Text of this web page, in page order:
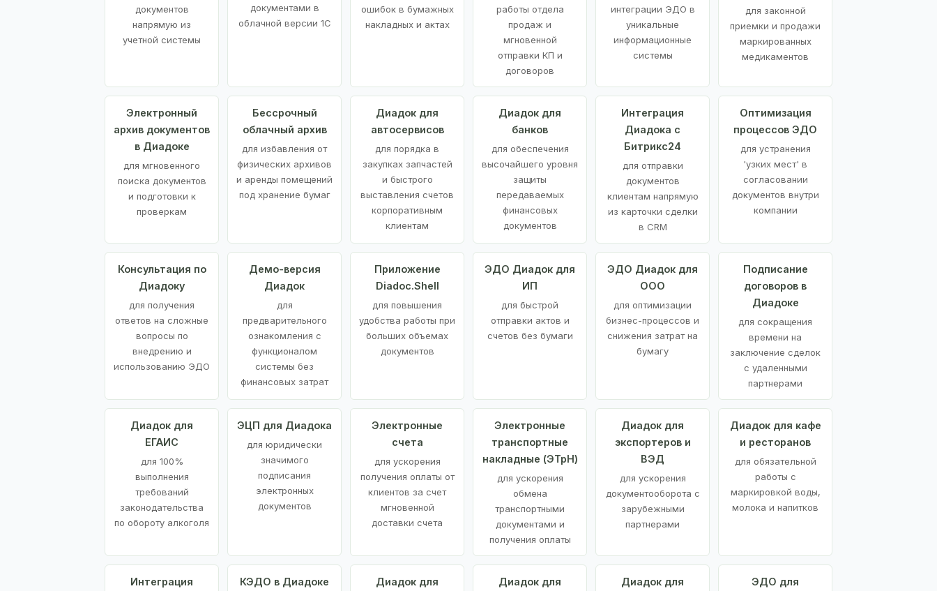
документов
напрямую из
учетной системы
документами в
облачной версии 1С
ошибок в бумажных
накладных и актах
работы отдела
продаж и
мгновенной
отправки КП и
договоров
интеграции ЭДО в
уникальные
информационные
системы
для законной
приемки и продажи
маркированных
медикаментов
Электронный
архив документов
в Диадоке
для мгновенного
поиска документов
и подготовки к
проверкам
Бессрочный
облачный архив
для избавления от
физических архивов
и аренды помещений
под хранение бумаг
Диадок для
автосервисов
для порядка в
закупках запчастей
и быстрого
выставления счетов
корпоративным
клиентам
Диадок для
банков
для обеспечения
высочайшего уровня
защиты
передаваемых
финансовых
документов
Интеграция
Диадока с
Битрикс24
для отправки
документов
клиентам напрямую
из карточки сделки
в CRM
Оптимизация
процессов ЭДО
для устранения
'узких мест' в
согласовании
документов внутри
компании
Консультация по
Диадоку
для получения
ответов на сложные
вопросы по
внедрению и
использованию ЭДО
Демо-версия
Диадок
для
предварительного
ознакомления с
функционалом
системы без
финансовых затрат
Приложение
Diadoc.Shell
для повышения
удобства работы при
больших объемах
документов
ЭДО Диадок для
ИП
для быстрой
отправки актов и
счетов без бумаги
ЭДО Диадок для
ООО
для оптимизации
бизнес-процессов и
снижения затрат на
бумагу
Подписание
договоров в
Диадоке
для сокращения
времени на
заключение сделок
с удаленными
партнерами
Диадок для
ЕГАИС
для 100%
выполнения
требований
законодательства
по обороту алкоголя
ЭЦП для Диадока
для юридически
значимого
подписания
электронных
документов
Электронные
счета
для ускорения
получения оплаты от
клиентов за счет
мгновенной
доставки счета
Электронные
транспортные
накладные (ЭТрН)
для ускорения
обмена
транспортными
документами и
получения оплаты
Диадок для
экспортеров и
ВЭД
для ускорения
документооборота с
зарубежными
партнерами
Диадок для кафе
и ресторанов
для обязательной
работы с
маркировкой воды,
молока и напитков
Интеграция
КЭДО в Диадоке
Диадок для
Диадок для
Диадок для
ЭДО для